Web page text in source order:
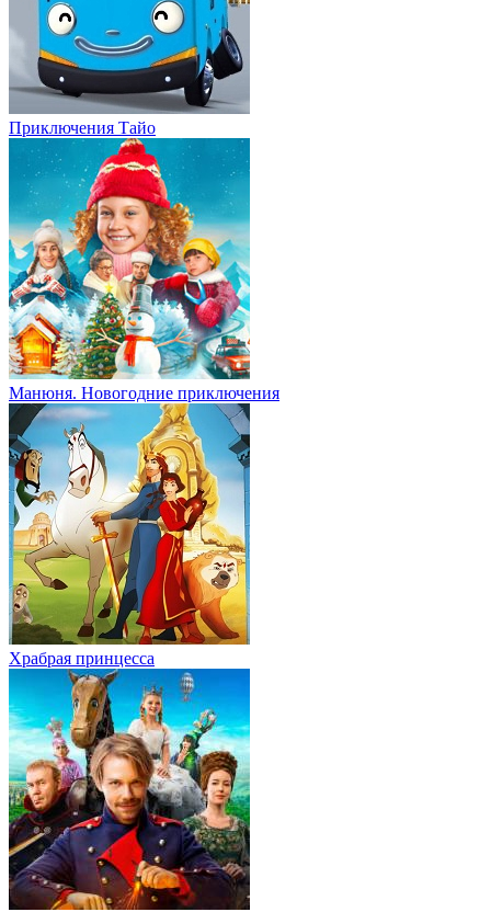
Приключения Тайо
Манюня. Новогодние приключения
Храбрая принцесса